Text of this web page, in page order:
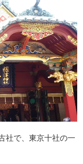
社で、東京十社の一